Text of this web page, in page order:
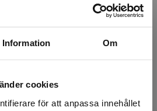
Information Om
cookies
för att anpassa innehållet
Författare
Ågren